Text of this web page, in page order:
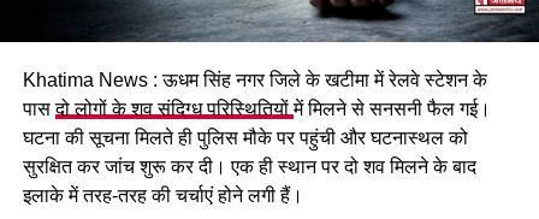
किया स्थलीय निरीक्षण…
DON'T MISS
हरिद्वार: पाकिस्तान से युद्ध की आशंका, ज्योतिषाचार्यों ने की
भविष्यवाणी….
Khatima News : ऊधम सिंह नगर जिले के खटीमा में रेलवे स्टेशन के
पासदो लोगों के शव संदिग्ध परिस्थितियोंमें मिलने से सनसनी फैल गई।
घटना की सूचना मिलते ही पुलिस मौके पर पहुंची और घटनास्थल को
सुरक्षित कर जांच शुरू कर दी। एक ही स्थान पर दो शव मिलने के बाद
इलाके में तरह-तरह की चर्चाएं होने लगी हैं।